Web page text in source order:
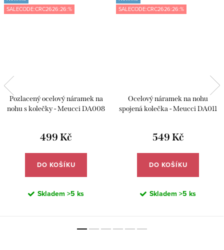
SALECODE:CRC2626:26:%
Pozlacený ocelový náramek na
nohu s kolečky - Meucci DA008
499 Kč
DO KOŠÍKU
Skladem >5 ks
SALECODE:CRC2626:26:%
Ocelový náramek na nohu
spojená kolečka - Meucci DA011
549 Kč
DO KOŠÍKU
Skladem >5 ks